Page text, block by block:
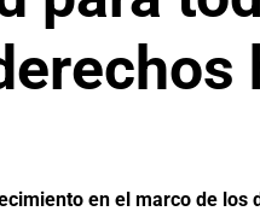
en el marco de los